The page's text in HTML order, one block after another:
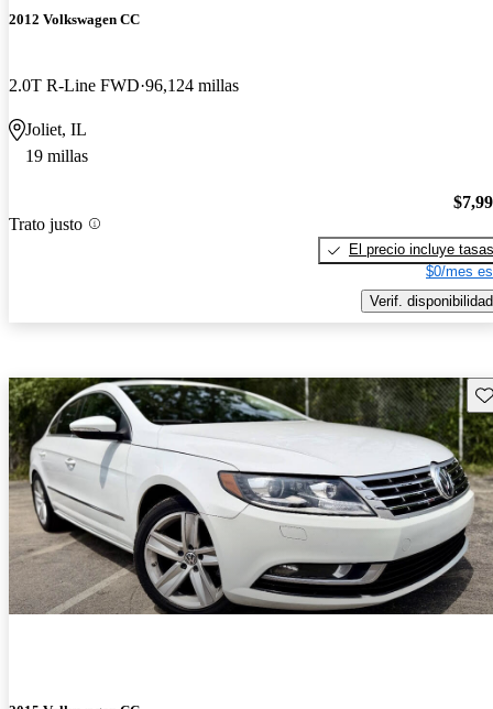
2012 Volkswagen CC
2.0T R-Line FWD 96,124 millas
Joliet, IL
19 millas
Trato justo
El precio incluye tasas
$0/mes
Verif. disponibilidad